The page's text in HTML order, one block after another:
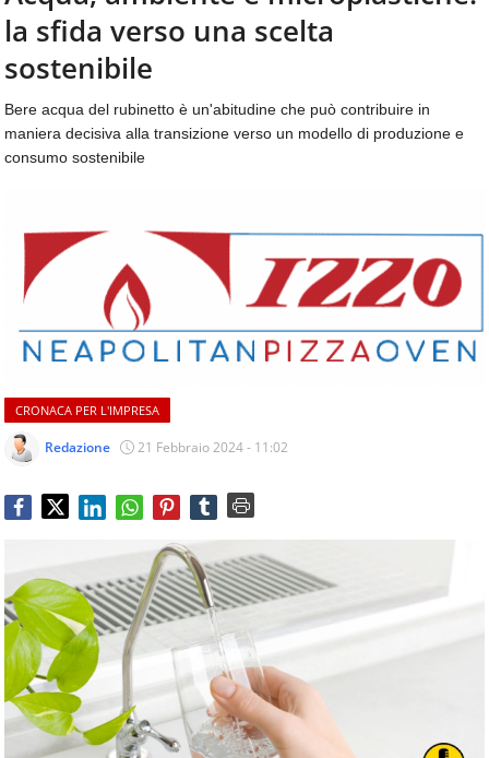
aggiornamenti
quotidiani
temi
come
ospitalità,
ristorazione,
catering
e
articoli
sul
mondo
dei
consumi
fuoricasa,
Food
Service
le
novità
del
comparto
Horeca.
CONTATTI
la sfida verso una scelta
sostenibile
Bere acqua del rubinetto è un'abitudine che può contribuire in
maniera decisiva alla transizione verso un modello di produzione e
consumo sostenibile
CRONACA PER L'IMPRESA
Redazione 21 Febbraio 2024 - 11:02